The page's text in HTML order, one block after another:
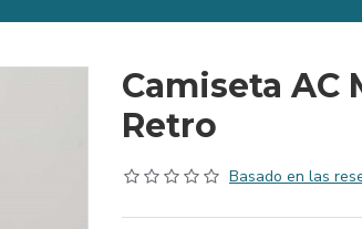
Camiseta AC
Retro
Basado en las